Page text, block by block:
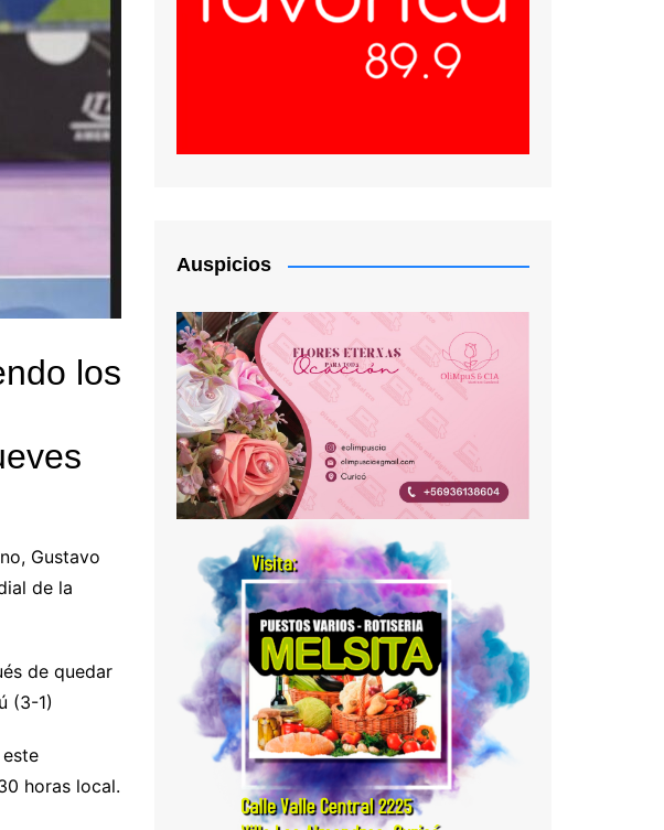
los
Gustavo
de la
de quedar
(3-1)
horas local.
Auspicios